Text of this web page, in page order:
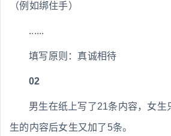
（例如绑住手）
......
填写原则：真诚相待
02
男生在纸上写了21条内容，女生
生的内容后女生又加了5条。